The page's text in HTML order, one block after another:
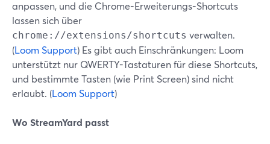
anpassen, und die Chrome-Erweiterungs-Shortcuts
lassen sich über
chrome://extensions/shortcuts verwalten.
(Loom Support) Es gibt auch Einschränkungen: Loom
unterstützt nur QWERTY-Tastaturen für diese Shortcuts,
und bestimmte Tasten (wie Print Screen) sind nicht
erlaubt. (Loom Support)
Wo StreamYard passt